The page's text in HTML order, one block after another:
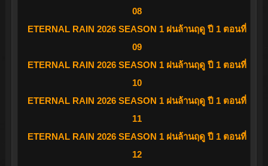
08
ETERNAL RAIN 2026 SEASON 1 ฝนล้านฤดู ปี 1 ตอนที่
09
ETERNAL RAIN 2026 SEASON 1 ฝนล้านฤดู ปี 1 ตอนที่
10
ETERNAL RAIN 2026 SEASON 1 ฝนล้านฤดู ปี 1 ตอนที่
11
ETERNAL RAIN 2026 SEASON 1 ฝนล้านฤดู ปี 1 ตอนที่
12